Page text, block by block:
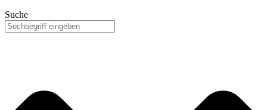
Suche